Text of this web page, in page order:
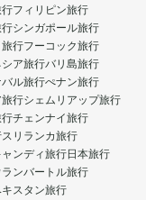
行フィリピン旅行
シンガポール旅行
行フーコック旅行
ア旅行バリ島旅行
ル旅行ぺナン旅行
行シェムリアップ旅行
行チェンナイ旅行
スリランカ旅行
ャンディ旅行日本旅行
ランバートル旅行
スタン旅行